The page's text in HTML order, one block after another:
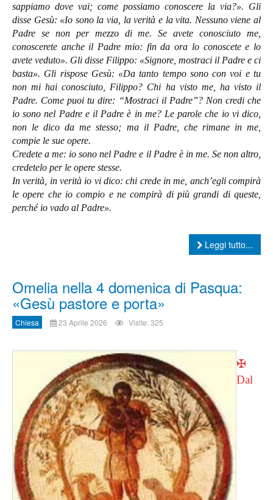
sappiamo dove vai; come possiamo conoscere la via?». Gli
disse Gesù: «Io sono la via, la verità e la vita. Nessuno viene al
Padre se non per mezzo di me. Se avete conosciuto me,
conoscerete anche il Padre mio: fin da ora lo conoscete e lo
avete veduto». Gli disse Filippo: «Signore, mostraci il Padre e ci
basta». Gli rispose Gesù: «Da tanto tempo sono con voi e tu
non mi hai conosciuto, Filippo? Chi ha visto me, ha visto il
Padre. Come puoi tu dire: “Mostraci il Padre”? Non credi che
io sono nel Padre e il Padre è in me? Le parole che io vi dico,
non le dico da me stesso; ma il Padre, che rimane in me,
compie le sue opere.
Credete a me: io sono nel Padre e il Padre è in me. Se non altro,
credetelo per le opere stesse.
In verità, in verità io vi dico: chi crede in me, anch’egli compirà
le opere che io compio e ne compirà di più grandi di queste,
perché io vado al Padre».
Leggi tutto...
Omelia nella 4 domenica di Pasqua:
«Gesù pastore e porta»
Chiesa 23 Aprile 2026 Visite: 325
✠
Dal